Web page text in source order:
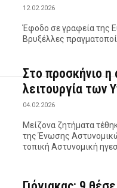
12.02.2026
Έφοδο σε γραφεία της
Βρυξέλλες
Στο προσκήνιο η
λειτουργία των
04.02.2026
Μείζονα ζητήματα
της Ένωσης
τοπική Αστυνομική